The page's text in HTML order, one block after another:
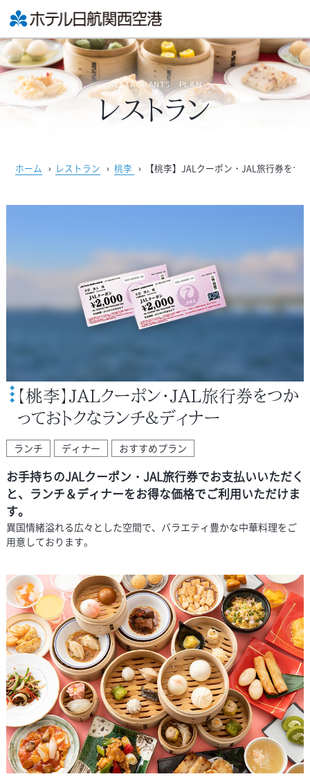
RESTAURANTS PLAN
レストラン
ホーム › レストラン › 桃李 › 【桃李】JALクーポン・JAL旅行券をつ
【桃李】JALクーポン・JAL旅行券をつか
っておトクなランチ＆ディナー
ランチ ディナー おすすめプラン
お手持ちのJALクーポン・JAL旅行券でお支払いいただく
と、ランチ＆ディナーをお得な価格でご利用いただけま
す。
異国情緒溢れる広々とした空間で、バラエティ豊かな中華料理をご
用意しております。